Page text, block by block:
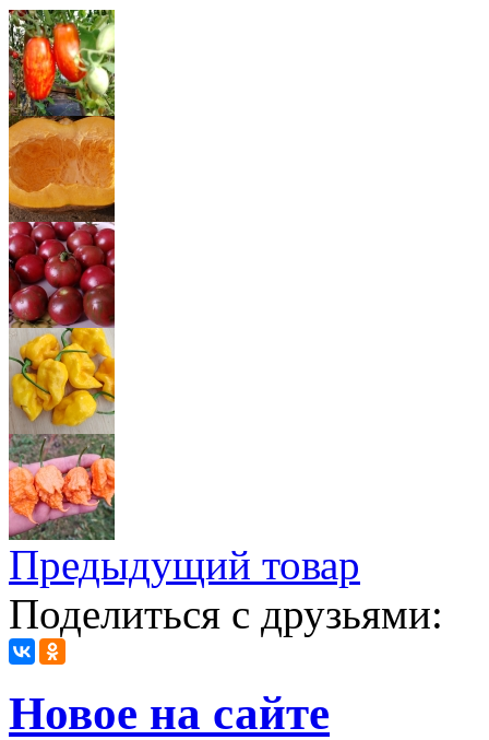
Предыдущий товар
Поделиться с друзьями:
Новое на сайте